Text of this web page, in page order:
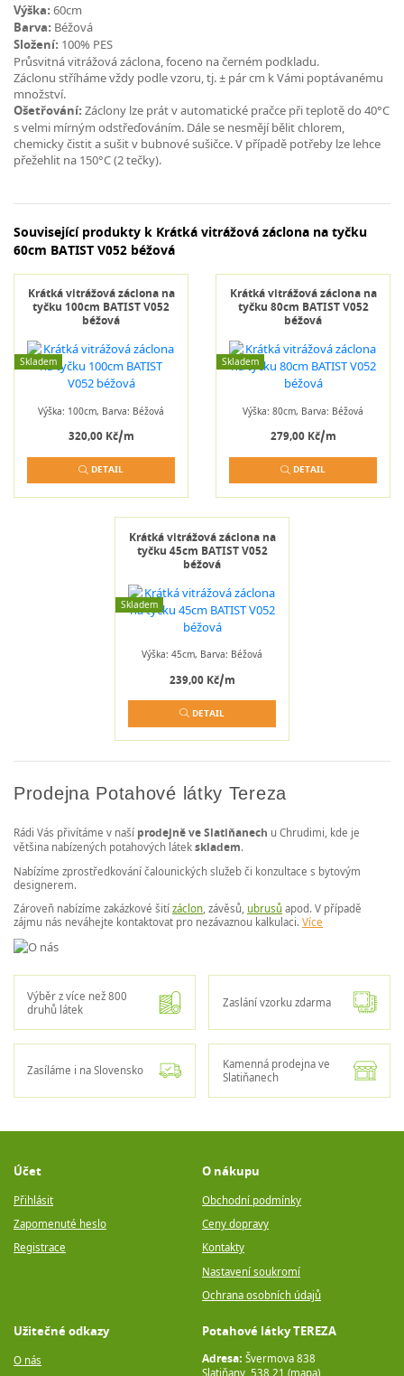
Výška: 60cm
Barva: Béžová
Složení: 100% PES
Průsvitná vitrážová záclona, foceno na černém podkladu.
Záclonu stříháme vždy podle vzoru, tj. ± pár cm k Vámi poptávanému
množství.
Ošetřování: Záclony lze prát v automatické pračce při teplotě do 40°C
s velmi mírným odstřeďováním. Dále se nesmějí bělit chlorem,
chemicky čistit a sušit v bubnové sušičce. V případě potřeby lze lehce
přežehlit na 150°C (2 tečky).
Související produkty k Krátká vitrážová záclona na tyčku
60cm BATIST V052 béžová
Krátká vitrážová záclona na
tyčku 100cm BATIST V052
béžová
Skladem
Výška: 100cm, Barva: Béžová
320,00 Kč/m
DETAIL
Krátká vitrážová záclona na
tyčku 80cm BATIST V052
béžová
Skladem
Výška: 80cm, Barva: Béžová
279,00 Kč/m
DETAIL
Krátká vitrážová záclona na
tyčku 45cm BATIST V052
béžová
Skladem
Výška: 45cm, Barva: Béžová
239,00 Kč/m
DETAIL
Prodejna Potahové látky Tereza
Rádi Vás přivítáme v naší prodejně ve Slatiňanech u Chrudimi, kde je
většina nabízených potahových látek skladem.
Nabízíme zprostředkování čalounických služeb či konzultace s bytovým
designerem.
Zároveň nabízíme zakázkové šití záclon , závěsů, ubrusů apod. V případě
zájmu nás neváhejte kontaktovat pro nezávaznou kalkulaci. Více
Výběr z více než 800
druhů látek
Zaslání vzorku zdarma
Zasíláme i na Slovensko
Kamenná prodejna ve
Slatiňanech
Potahové látky TEREZA
Adresa: Švermova 838
Slatiňany, 538 21 (mapa)
Účet
Přihlásit
Zapomenuté heslo
Registrace
O nákupu
Obchodní podmínky
Ceny dopravy
Kontakty
Nastavení soukromí
Ochrana osobních údajů
Užitečné odkazy
O nás